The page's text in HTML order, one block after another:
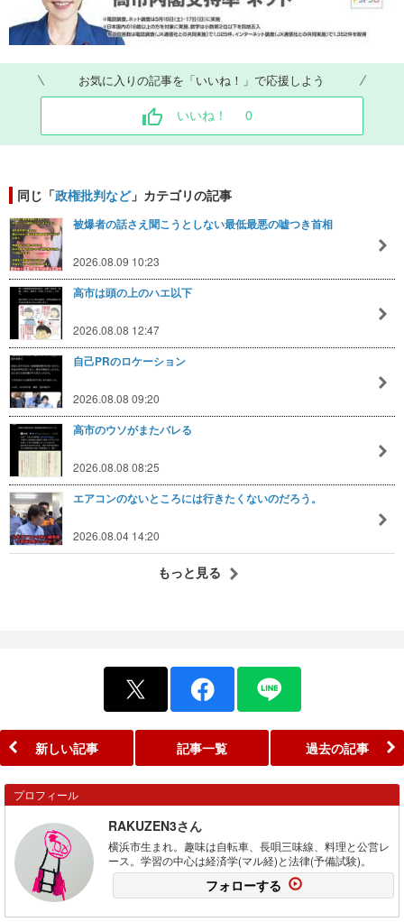
お気に入りの記事を「いいね！」で応援しよう
いいね！ 0
同じ「政権批判など」カテゴリの記事
被爆者の話さえ聞こうとしない最低最悪の嘘つき首相
2026.08.09 10:23
高市は頭の上のハエ以下
2026.08.08 12:47
自己PRのロケーション
2026.08.08 09:20
高市のウソがまたバレる
2026.08.08 08:25
エアコンのないところには行きたくないのだろう。
2026.08.04 14:20
もっと見る
新しい記事 記事一覧 過去の記事
プロフィール
RAKUZEN3さん
横浜市生まれ。趣味は自転車、長唄三味線、料理と公営レ
ース。学習の中心は経済学(マル経)と法律(予備試験)。
フォローする